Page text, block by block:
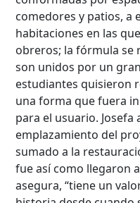
comedores y patios, a
habitaciones en las
obreros; la fórmula se
son unidos por un
estudiantes quisieron
una forma que fuera
para el usuario.
emplazamiento del
sumado a la
fue así como llegaron
asegura, “tiene un
Búsqueda
Carrera
Palabra clave